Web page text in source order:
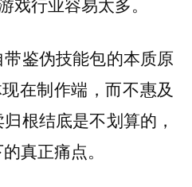
鉴伪技能包的本质原
在制作端，而不惠及
根结底是不划算的，
真正痛点。